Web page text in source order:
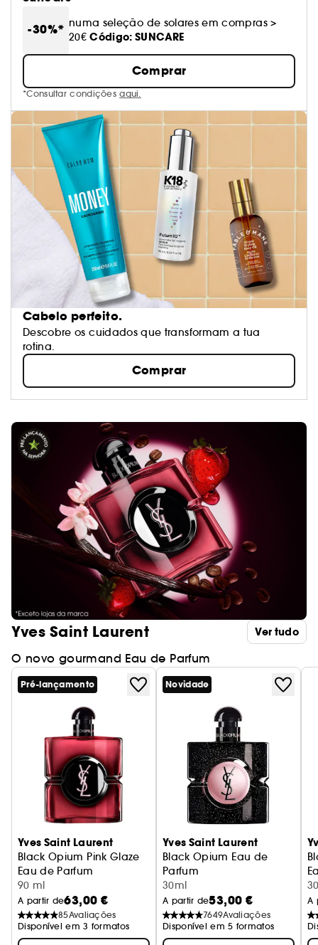
-30%* numa seleção de solares em compras >
20€Código: SUNCARE
Comprar
*Consultar condiçõesaqui.
Cabelo perfeito.
Descobre os cuidados que transformam a tua
rotina.
Comprar
Yves Saint Laurent
O novo gourmand Eau de Parfum
Ver tudo
Pré-lançamento
Yves Saint Laurent
Black Opium Pink Glaze
Eau de Parfum
90 ml
A partir de63,00 €
85Avaliações
Disponível em 3 formatos
Novidade
Yves Saint Laurent
Black Opium Eau de
Parfum
30ml
A partir de53,00 €
7649Avaliações
Disponível em 5 formatos
A